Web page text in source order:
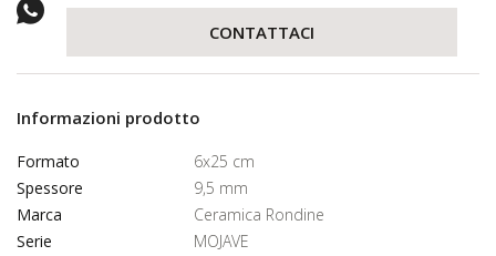
CONTATTACI
Informazioni prodotto
Formato
6x25 cm
Spessore
9,5 mm
Marca
Ceramica Rondine
Serie
MOJAVE